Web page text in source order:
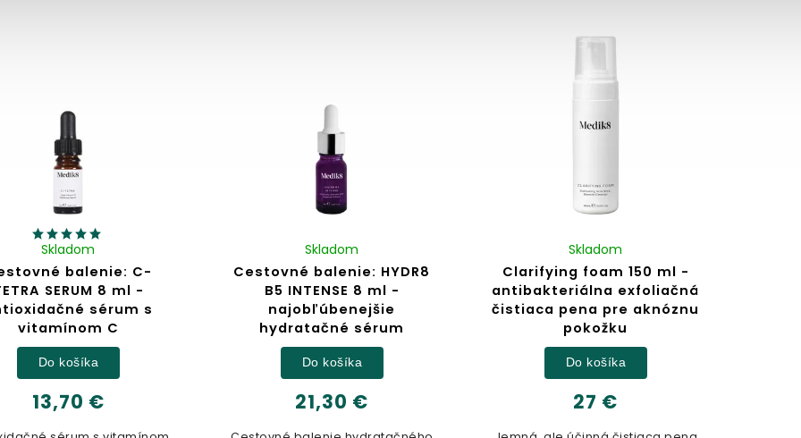
balenie: C-
SERUM 8 ml -
sérum s
vitamínom C
Skladom
13,70 €
Do košíka
Cestovné balenie: HYDR8
B5 INTENSE 8 ml -
najobľúbenejšie
hydratačné sérum
Skladom
21,30 €
Do košíka
Clarifying foam 150 ml -
antibakteriálna exfoliačná
čistiaca pena pre aknóznu
pokožku
Skladom
27 €
Do košíka